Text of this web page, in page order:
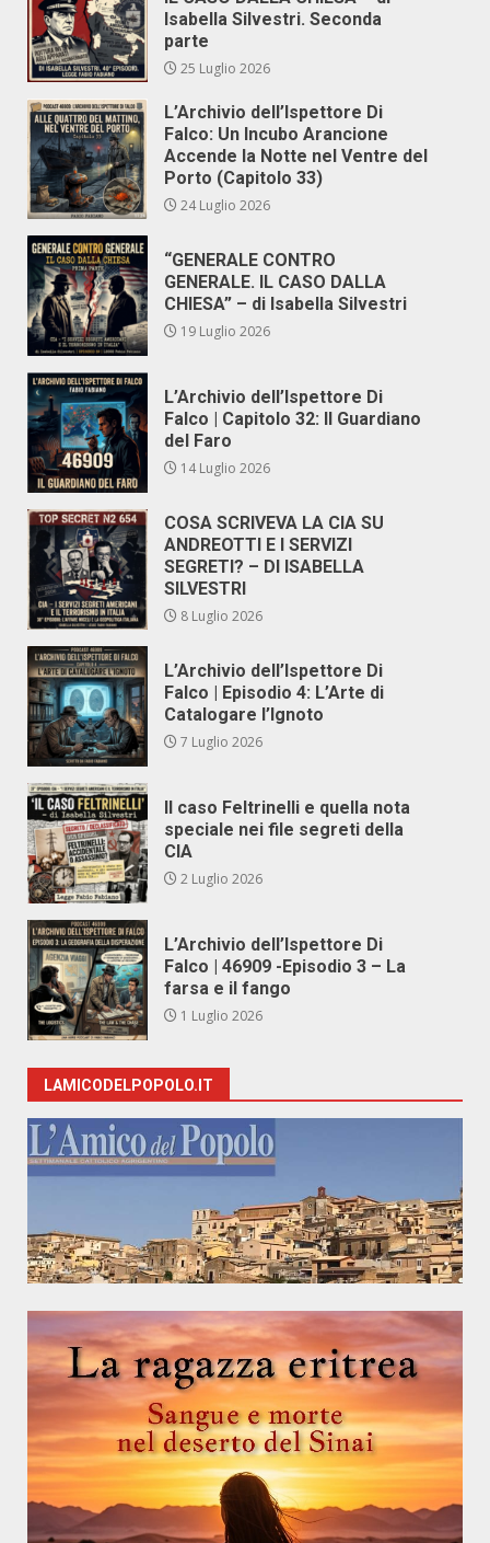
Isabella Silvestri. Seconda
parte
25 Luglio 2026
L’Archivio dell’Ispettore Di
Falco: Un Incubo Arancione
Accende la Notte nel Ventre del
Porto (Capitolo 33)
24 Luglio 2026
“GENERALE CONTRO
GENERALE. IL CASO DALLA
CHIESA” – di Isabella Silvestri
19 Luglio 2026
L’Archivio dell’Ispettore Di
Falco | Capitolo 32: Il Guardiano
del Faro
14 Luglio 2026
COSA SCRIVEVA LA CIA SU
ANDREOTTI E I SERVIZI
SEGRETI? – DI ISABELLA
SILVESTRI
8 Luglio 2026
L’Archivio dell’Ispettore Di
Falco | Episodio 4: L’Arte di
Catalogare l’Ignoto
7 Luglio 2026
Il caso Feltrinelli e quella nota
speciale nei file segreti della
CIA
2 Luglio 2026
L’Archivio dell’Ispettore Di
Falco | 46909 -Episodio 3 – La
farsa e il fango
1 Luglio 2026
LAMICODELPOPOLO.IT